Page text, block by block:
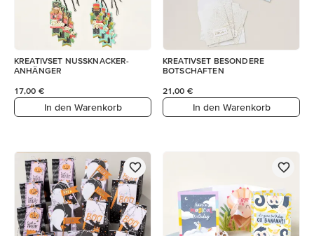
KREATIVSET NUSSKNACKER-
ANHÄNGER
17,00 €
In den Warenkorb
KREATIVSET BESONDERE
BOTSCHAFTEN
21,00 €
In den Warenkorb